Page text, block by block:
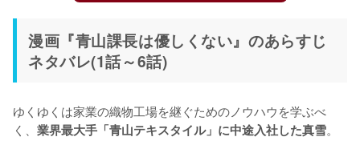
漫画『青山課長は優しくない』のあらすじ
ネタバレ(1話～6話)
ゆくゆくは家業の織物工場を継ぐためのノウハウを学ぶべ
く、 業界最大手「青山テキスタイル」に中途入社した真雪。